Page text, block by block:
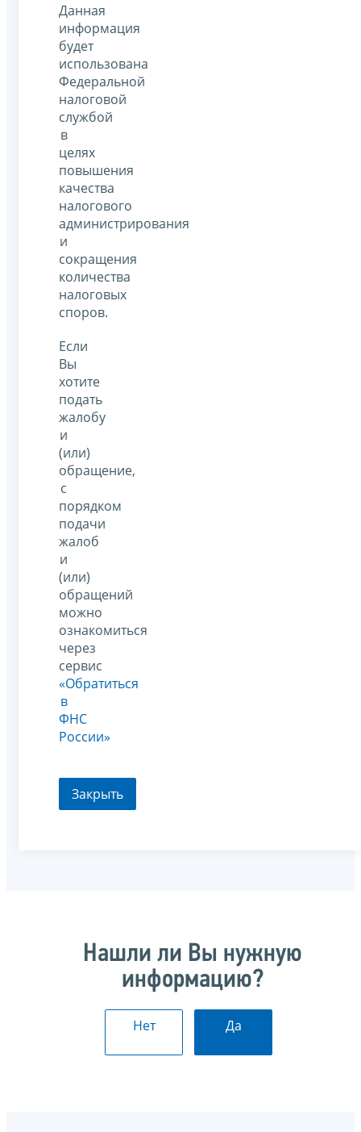
Данная
информация
будет
использована
Федеральной
налоговой
службой
в
целях
повышения
качества
налогового
администрирования
и
сокращения
количества
налоговых
споров.
Если
Вы
хотите
подать
жалобу
и
(или)
обращение,
с
порядком
подачи
жалоб
и
(или)
обращений
можно
ознакомиться
через
сервис
«Обратиться
в
ФНС
России»
Закрыть
Нашли ли Вы нужную
информацию?
Нет Да